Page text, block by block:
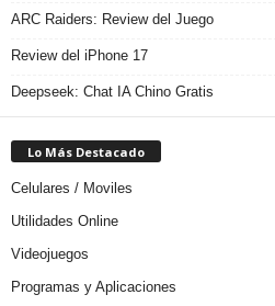
ARC Raiders: Review del Juego
Review del iPhone 17
Deepseek: Chat IA Chino Gratis
Lo Más Destacado
Celulares / Moviles
Utilidades Online
Videojuegos
Programas y Aplicaciones